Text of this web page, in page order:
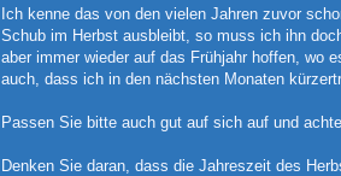
Ich kenne das von den vielen Jahren zuvor
Schub im Herbst ausbleibt, so muss ich ihn
aber immer wieder auf das Frühjahr hoffen, wo
auch, dass ich in den nächsten Monaten
Passen Sie bitte auch gut auf sich auf und
Denken Sie daran, dass die Jahreszeit des